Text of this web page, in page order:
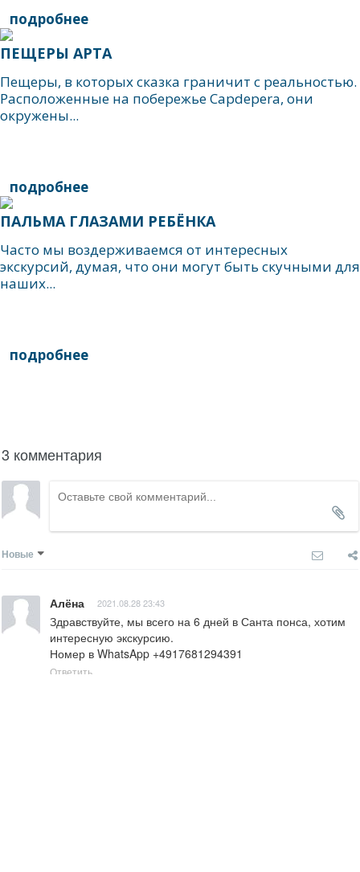
подробнее
ПЕЩЕРЫ АРТА
Пещеры, в которых сказка граничит с реальностью.
Расположенные на побережье Capdepera, они
окружены...
подробнее
ПАЛЬМА ГЛАЗАМИ РЕБЁНКА
Часто мы воздерживаемся от интересных
экскурсий, думая, что они могут быть скучными для
наших...
подробнее
3 комментария
Новые
Алёна 2021.08.28 23:43
Здравствуйте, мы всего на 6 дней в Санта понса, хотим
интересную экскурсию.
Номер в WhatsApp +4917681294391
Ответить